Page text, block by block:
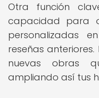
Otra función
capacidad para
personalizadas
reseñas
nuevas obras
ampliando así tus